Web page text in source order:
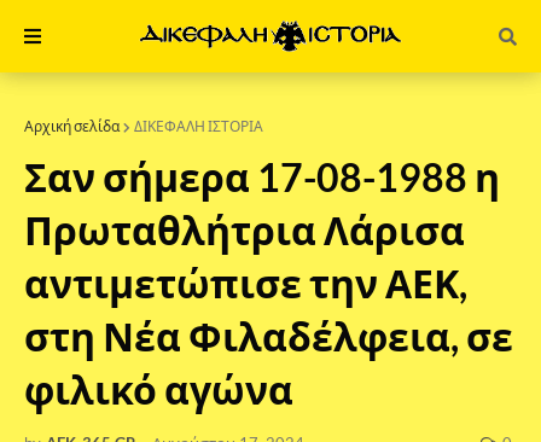
Αρχική σελίδα ΔΙΚΕΦΑΛΗ ΙΣΤΟΡΙΑ
Σαν σήμερα 17-08-1988 η
Πρωταθλήτρια Λάρισα
αντιμετώπισε την ΑΕΚ,
στη Νέα Φιλαδέλφεια, σε
φιλικό αγώνα